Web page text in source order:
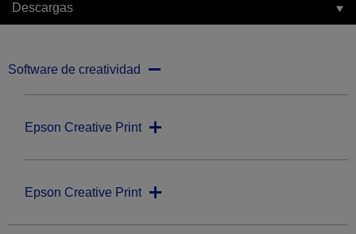
Descargas
Software de creatividad
Epson Creative Print
Epson Creative Print